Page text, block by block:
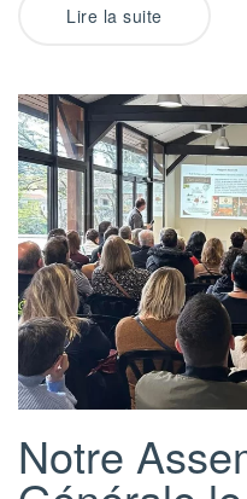
Lire la suite
Notre